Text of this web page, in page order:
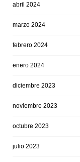
abril 2024
marzo 2024
febrero 2024
enero 2024
diciembre 2023
noviembre 2023
octubre 2023
julio 2023